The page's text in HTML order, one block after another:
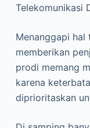
Telekomunikasi
Menanggapi hal
memberikan
prodi memang
karena
diprioritaskan